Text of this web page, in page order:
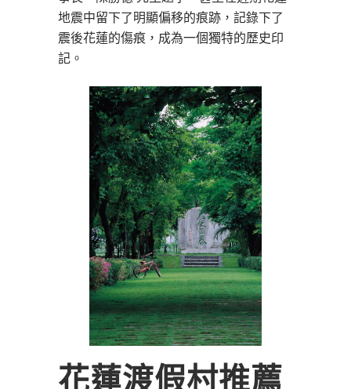
地震中留下了明顯偏移的痕跡，記錄下了
震後花蓮的傷痕，成為一個獨特的歷史印
記。
花蓮渡假村推薦